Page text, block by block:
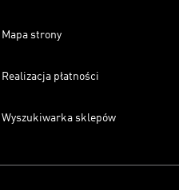
Mapa strony
Realizacja płatności
Wyszukiwarka sklepów